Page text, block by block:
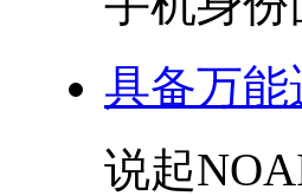
具备万
说起